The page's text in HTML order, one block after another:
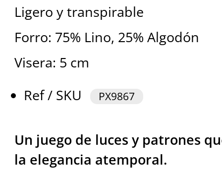
Ligero y transpirable
Forro: 75% Lino, 25% Algodón
Visera: 5 cm
Ref / SKU
PX9867
Un juego de luces y patrones
la elegancia atemporal.